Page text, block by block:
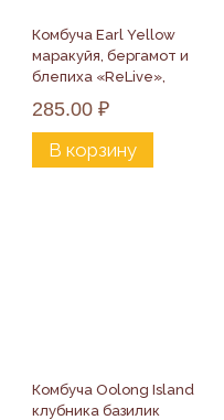
Комбуча Earl Yellow
маракуйя, бергамот и
блепиха «ReLive»,
285.00 ₽
В корзину
Комбуча Oolong Island
клубника базилик